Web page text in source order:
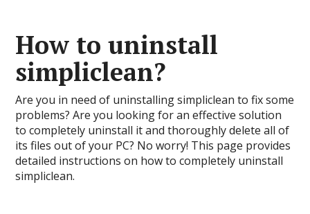
How to uninstall
simpliclean?
Are you in need of uninstalling simpliclean to fix some
problems? Are you looking for an effective solution
to completely uninstall it and thoroughly delete all of
its files out of your PC? No worry! This page provides
detailed instructions on how to completely uninstall
simpliclean.